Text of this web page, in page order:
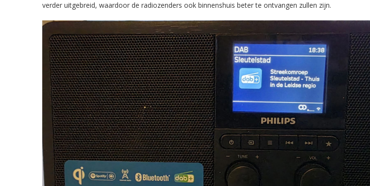
verder uitgebreid, waardoor de radiozenders ook binnenshuis beter te ontvangen zullen zijn.